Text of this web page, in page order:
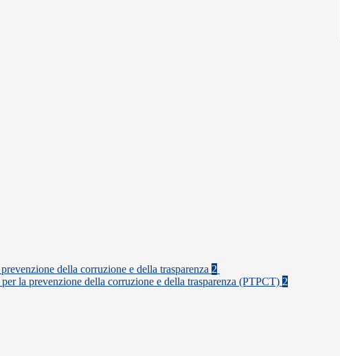
della corruzione e della trasparenza 2
la prevenzione della corruzione e della trasparenza (PTPCT) 2